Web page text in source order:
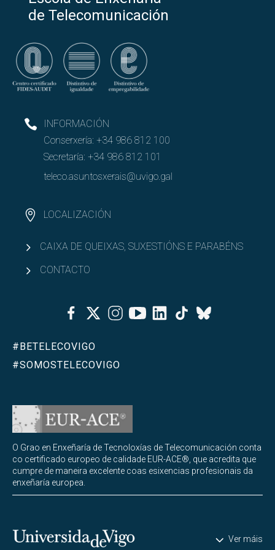
de Telecomunicación
INFORMACIÓN
Conserxería: +34 986 812 100
Secretaría: +34 986 812 101
teleco.asuntosxerais@uvigo.gal
LOCALIZACIÓN
CAIXA DE QUEIXAS, SUXESTIÓNS E PARABÉNS
CONTACTO
FacebookTwitterInstagramYoutubeLinkedinTiktok
Bluesky
#BETELECOVIGO
#SOMOSTELECOVIGO
O Grao en Enxeñaría de Tecnoloxías de Telecomunicación conta
co certificado europeo de calidade EUR-ACE®, que acredita que
cumpre de maneira excelente coas esixencias profesionais da
enxeñaría europea.
Universidade de Vigo Ver máis